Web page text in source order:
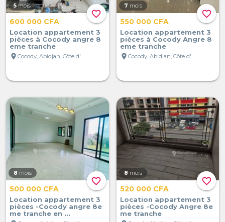
favorite_border
5 mois
600 000 CFA
Location appartement 3
pièces à Cocody angre 8
eme tranche
location_on
favorite_border
7 mois
550 000 CFA
Location appartement 3
pièces à Cocody Angre 8
eme tranche
location_on
favorite_border
8 mois
500 000 CFA
Location appartement 3
pièces -Cocody angre 8e
me tranche en ...
favorite_border
8 mois
520 000 CFA
Location appartement 3
pièces -Cocody Angre 8e
me tranche